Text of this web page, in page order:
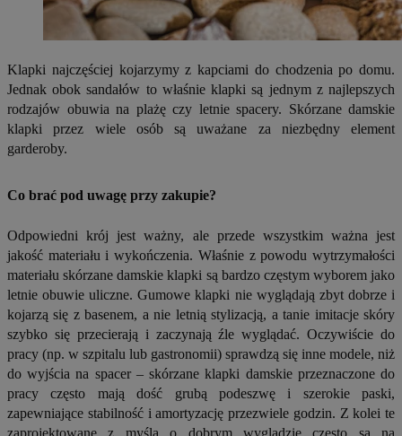
Klapki najczęściej kojarzymy z kapciami do chodzenia po domu.
Jednak obok sandałów to właśnie klapki są jednym z najlepszych
rodzajów obuwia na plażę czy letnie spacery. Skórzane damskie
klapki przez wiele osób są uważane za niezbędny element
garderoby.
Co brać pod uwagę przy zakupie?
Odpowiedni krój jest ważny, ale przede wszystkim ważna jest
jakość materiału i wykończenia. Właśnie z powodu wytrzymałości
materiału skórzane damskie klapki są bardzo częstym wyborem jako
letnie obuwie uliczne. Gumowe klapki nie wyglądają zbyt dobrze i
kojarzą się z basenem, a nie letnią stylizacją, a tanie imitacje skóry
szybko się przecierają i zaczynają źle wyglądać. Oczywiście do
pracy (np. w szpitalu lub gastronomii) sprawdzą się inne modele, niż
do wyjścia na spacer – skórzane klapki damskie przeznaczone do
pracy często mają dość grubą podeszwę i szerokie paski,
zapewniające stabilność i amortyzację przezwiele godzin. Z kolei te
zaprojektowane z myślą o dobrym wyglądzie często są na